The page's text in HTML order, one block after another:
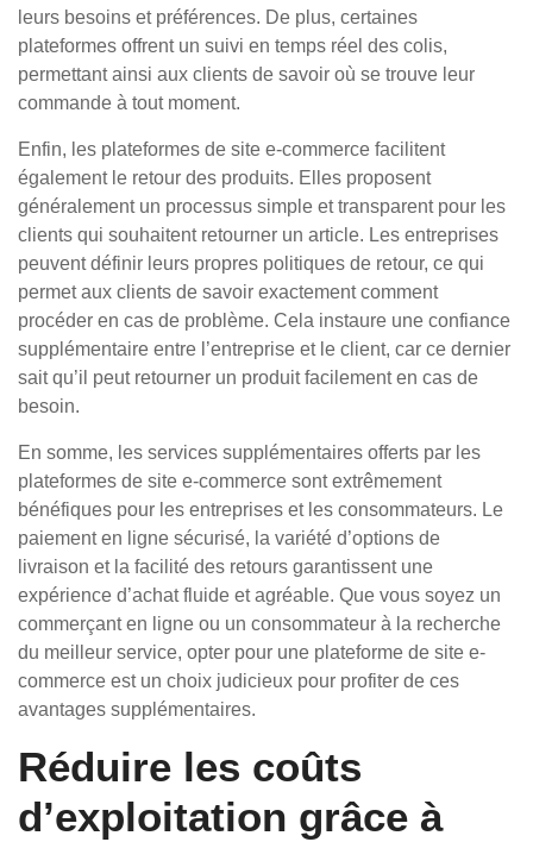
leurs besoins et préférences. De plus, certaines
plateformes offrent un suivi en temps réel des colis,
permettant ainsi aux clients de savoir où se trouve leur
commande à tout moment.
Enfin, les plateformes de site e-commerce facilitent
également le retour des produits. Elles proposent
généralement un processus simple et transparent pour les
clients qui souhaitent retourner un article. Les entreprises
peuvent définir leurs propres politiques de retour, ce qui
permet aux clients de savoir exactement comment
procéder en cas de problème. Cela instaure une confiance
supplémentaire entre l’entreprise et le client, car ce dernier
sait qu’il peut retourner un produit facilement en cas de
besoin.
En somme, les services supplémentaires offerts par les
plateformes de site e-commerce sont extrêmement
bénéfiques pour les entreprises et les consommateurs. Le
paiement en ligne sécurisé, la variété d’options de
livraison et la facilité des retours garantissent une
expérience d’achat fluide et agréable. Que vous soyez un
commerçant en ligne ou un consommateur à la recherche
du meilleur service, opter pour une plateforme de site e-
commerce est un choix judicieux pour profiter de ces
avantages supplémentaires.
Réduire les coûts
d’exploitation grâce à